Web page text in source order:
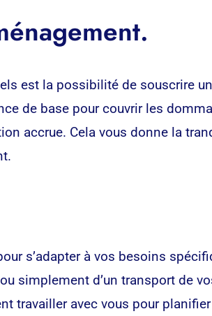
est la possibilité de souscrire
de base pour couvrir les
accrue. Cela vous donne la
s’adapter à vos besoins
simplement d’un transport de
travailler avec vous pour